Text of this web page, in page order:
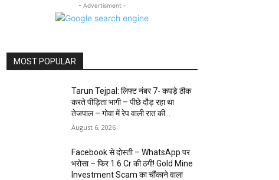
- Advertisment -
MOST POPULAR
Tarun Tejpal: लिफ्ट नंबर 7- कपड़े ठीक
करते पीड़िता भागी – पीछे दौड़ रहा था
तेजपाल – गोवा में रेप वाली रात की...
August 6, 2026
Facebook से दोस्ती – WhatsApp पर
भरोसा – फिर 1.6 Cr की ठगी! Gold Mine
Investment Scam का चौंकाने वाला